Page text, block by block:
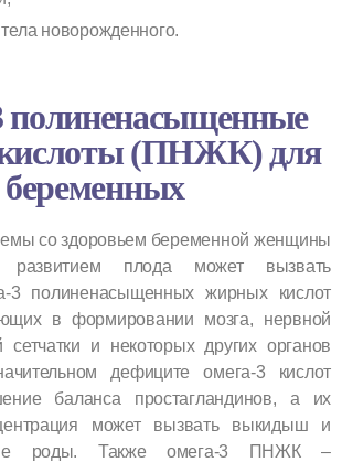
новорожденного.
полиненасыщенные
(ПНЖК) для
беременных
со здоровьем беременной женщины
плода может вызвать
3 полиненасыщенных жирных кислот
в формировании мозга, нервной
сетчатки и некоторых других органов
дефиците омега-3 кислот
баланса простагландинов, а их
может вызвать выкидыш и
роды. Также омега-3 ПНЖК –